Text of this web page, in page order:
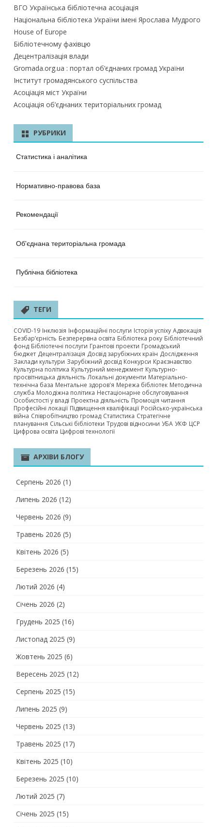
ВГО Українська бібліотечна асоціація
Національна бібліотека України імені Ярослава Мудрого
House of Europe
Бібліотечному фахівцю
Децентралізація влади
Gromada.org.ua : портал об’єднаних громад України
Інститут громадянського суспільства
Асоціація міст України
Асоціація об’єднаних територіальних громад
РУБРИКИ
Статистика і аналітика
Нормативно-правова база
Рекомендації
Об'єднана територіальна громада
Публічна бібліотека
ТЕГИ
COVID-19 Інклюзія Інформаційні послуги Історія успіху Адвокація
Безбар’єрність Безперервна освіта Бібліотека року Бібліотечний
фонд Бібліотечні послуги Грантові проекти Громадський
бюджет Децентралізація Досвід зарубіжних країн Дослідження
Заклади культури Зарубіжний досвід Конкурси Краєзнавство
Культурна політика Культурний менеджмент Культурно-
просвітницька діяльність Локальні документи Матеріально-
технічна база Ментальне здоров'я Мережа бібліотек Методична
служба Молодіжна політика Нестаціонарне обслуговування
Особистості у владі Проектна діяльність Промоція читання
Професійні локації Підвищення кваліфікації Російсько-українська
війна Співробітництво громад Статистика Стратегічне
планування Сільські бібліотеки Трудові відносини УБА УКФ ЦСР
Цифрова освіта Цифрові технології
АРХІВИ БЛОГУ
Серпень 2026 (1)
Липень 2026 (12)
Червень 2026 (9)
Травень 2026 (5)
Квітень 2026 (5)
Березень 2026 (15)
Лютий 2026 (4)
Січень 2026 (2)
Грудень 2025 (16)
Листопад 2025 (9)
Жовтень 2025 (6)
Вересень 2025 (12)
Серпень 2025 (15)
Липень 2025 (9)
Червень 2025 (13)
Травень 2025 (17)
Квітень 2025 (10)
Березень 2025 (10)
Лютий 2025 (7)
Січень 2025 (15)